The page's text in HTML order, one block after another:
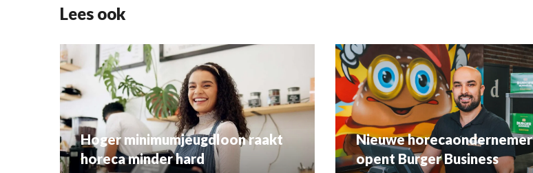
Lees ook
Hoger minimumjeugdloon raakt
horeca minder hard
Nieuwe horecaondernemer
opent Burger Business